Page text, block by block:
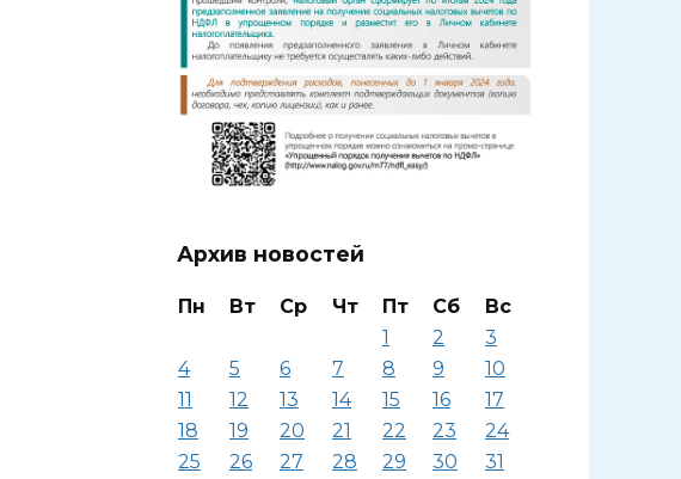
Архив новостей
Пн Вт Ср Чт Пт Сб
Вс
1
2
3
4
5 6 7 8 9
10
11
12 13 14 15 16
17
18
19 20 21 22 23
24
25
26 27 28 29 30 31